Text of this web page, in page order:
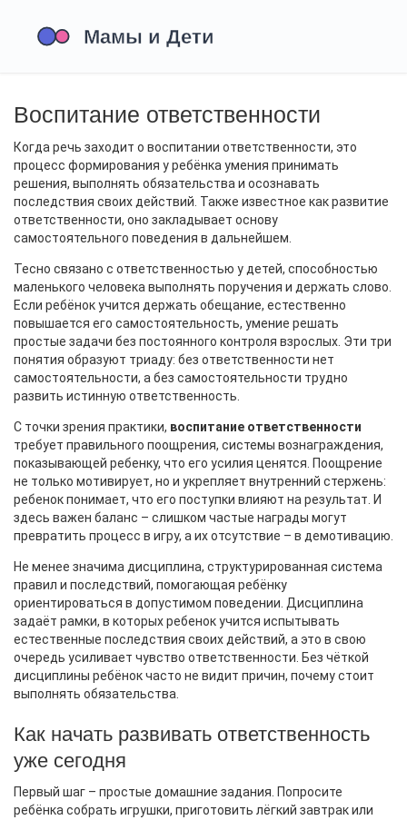
Воспитание ответственности
Когда речь заходит о воспитании ответственности, это
процесс формирования у ребёнка умения принимать
решения, выполнять обязательства и осознавать
последствия своих действий . Также известное какразвитие
ответственности, оно закладывает основу
самостоятельного поведения в дальнейшем.
Тесно связано с ответственностью у детей, способностью
маленького человека выполнять поручения и держать слово
Если ребёнок учится держать обещание, естественно
повышается его самостоятельность, умение решать
простые задачи без постоянного контроля взрослых . Эти три
понятия образуют триаду: без ответственности нет
самостоятельности, а без самостоятельности трудно
развить истинную ответственность.
С точки зрения практики, воспитание ответственности
требует правильного поощрения, системы вознаграждения,
показывающей ребенку, что его усилия ценятся . Поощрение
не только мотивирует, но и укрепляет внутренний стержень:
ребенок понимает, что его поступки влияют на результат. И
здесь важен баланс – слишком частые награды могут
превратить процесс в игру, а их отсутствие – в демотивацию.
Не менее значима дисциплина, структурированная система
правил и последствий, помогающая ребёнку
ориентироваться в допустимом поведении . Дисциплина
задаёт рамки, в которых ребенок учится испытывать
естественные последствия своих действий, а это в свою
очередь усиливает чувство ответственности. Без чёткой
дисциплины ребёнок часто не видит причин, почему стоит
выполнять обязательства.
Как начать развивать ответственность
уже сегодня
Первый шаг – простые домашние задания. Попросите
ребёнка собрать игрушки, приготовить лёгкий завтрак или